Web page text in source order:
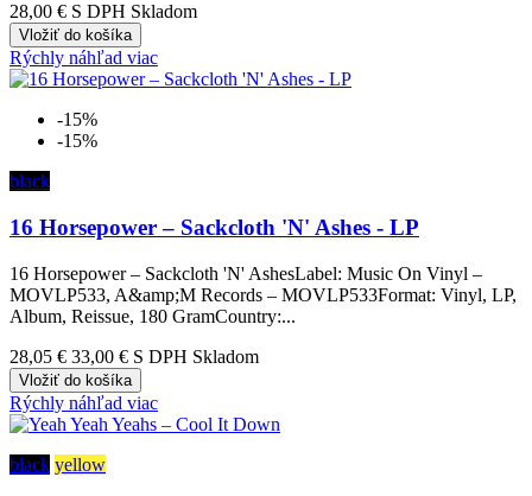
28,00 € S DPH Skladom
Vložiť do košíka
Rýchly náhľad viac
-15%
-15%
black
16 Horsepower – Sackcloth 'N' Ashes - LP
16 Horsepower – Sackcloth 'N' AshesLabel: Music On Vinyl –
MOVLP533, A&amp;M Records – MOVLP533Format: Vinyl, LP,
Album, Reissue, 180 GramCountry:...
28,05 € 33,00 € S DPH Skladom
Vložiť do košíka
Rýchly náhľad viac
black yellow